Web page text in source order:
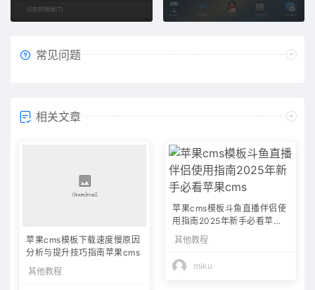
常见问题
相关文章
苹果cms模板下载速度慢原因
分析与提升技巧指南苹果cms
其他教程
苹果cms模板斗鱼直播伴侣使
用指南2025年新手必看苹果c
ms
其他教程
miku